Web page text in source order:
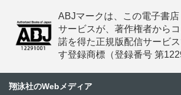
ABJマークは、この電子書
サービスが、著作権者から
諾を得た正規版配信サービ
す登録商標（登録番号 第
翔泳社のWebメディア